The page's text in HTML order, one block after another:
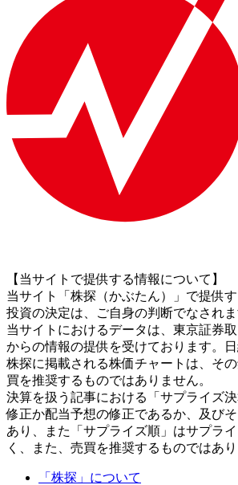
【当サイトで提供する情報について】
当サイト「株探（かぶたん）」で提供
投資の決定は、ご自身の判断でなされ
当サイトにおけるデータは、東京証券
からの情報の提供を受けております。
株探に掲載される株価チャートは、そ
買を推奨するものではありません。
決算を扱う記事における「サプライズ
修正か配当予想の修正であるか、及び
あり、また「サプライズ順」はサプラ
く、また、売買を推奨するものではあり
「株探」について